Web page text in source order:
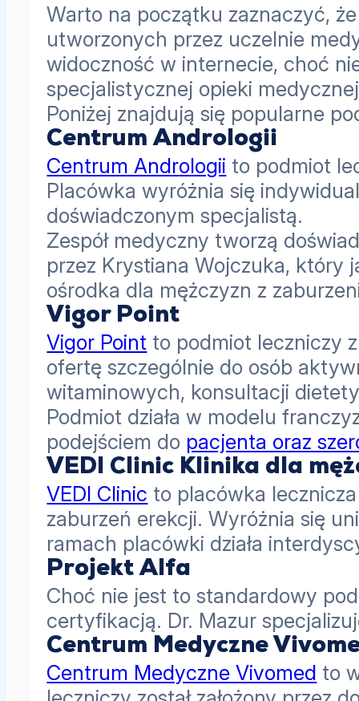
Warto na początku zaznaczyć,
utworzonych przez uczelnie
widoczność w internecie, choć
specjalistycznej opieki
Poniżej znajdują się popularne
Centrum Andrologii
Centrum Andrologii to podmiot
Placówka wyróżnia się
doświadczonym specjalistą.
Zespół medyczny tworzą
przez Krystiana Wojczuka, który
ośrodka dla mężczyzn z
Vigor Point
Vigor Point to podmiot leczniczy
ofertę szczególnie do osób
witaminowych, konsultacji
Podmiot działa w modelu
podejściem do pacjenta oraz
VEDI Clinic Klinika dla
VEDI Clinic to placówka
zaburzeń erekcji. Wyróżnia się
ramach placówki działa
Projekt Alfa
Choć nie jest to standardowy
certyfikacją. Dr. Mazur
Centrum Medyczne
Centrum Medyczne Vivomed to